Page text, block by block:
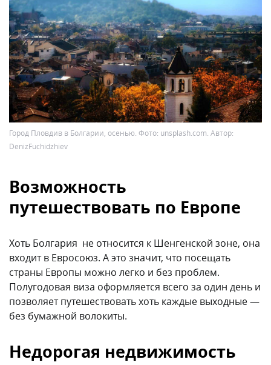
Город Пловдив в Болгарии, осенью. Фото: unsplash.com. Автор:
DenizFuchidzhiev
Возможность
путешествовать по Европе
Хоть Болгария не относится к Шенгенской зоне, она
входит в Евросоюз. А это значит, что посещать
страны Европы можно легко и без проблем.
Полугодовая виза оформляется всего за один день и
позволяет путешествовать хоть каждые выходные —
без бумажной волокиты.
Недорогая недвижимость